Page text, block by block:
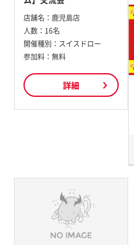
店舗名： 鹿児島店
人数： 16名
開催種別： スイスドロー
参加料： 無料
詳細